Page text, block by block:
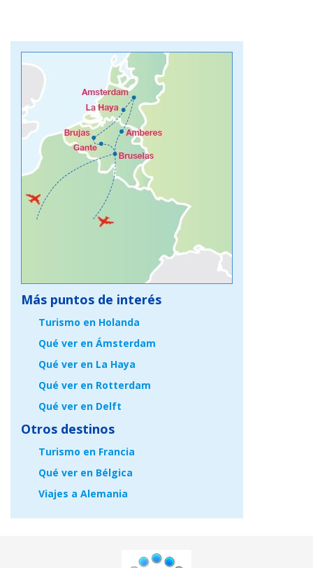
Más puntos de interés
Turismo en Holanda
Qué ver en Ámsterdam
Qué ver en La Haya
Qué ver en Rotterdam
Qué ver en Delft
Otros destinos
Turismo en Francia
Qué ver en Bélgica
Viajes a Alemania